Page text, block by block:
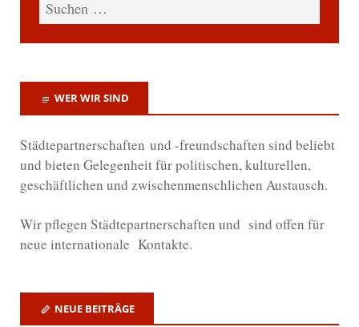
WER WIR SIND
Städtepartnerschaften und -freundschaften sind beliebt
und bieten Gelegenheit für politischen, kulturellen,
geschäftlichen und zwischenmenschlichen Austausch.
Wirpflegen Städtepartnerschaften und sind offen für
neue internationale Kontakte.
NEUE BEITRÄGE